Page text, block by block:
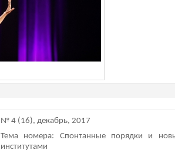
№ 4 (16), декабрь, 2017
Тема номера: Спонтанные порядки и
институтами